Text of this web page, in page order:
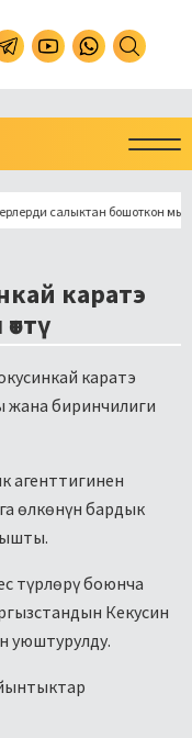
салыктан бошоткон
каратэ
каратэ
биринчилиги
агенттигинен
өлкөнүн бардык
түрлөрү боюнча
Кекусин
уюштурулду.